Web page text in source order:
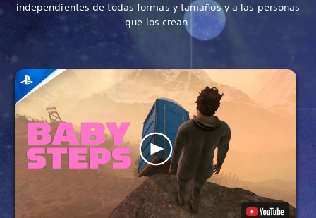
independientes de todas formas y tamaños y a las personas
que los crean.